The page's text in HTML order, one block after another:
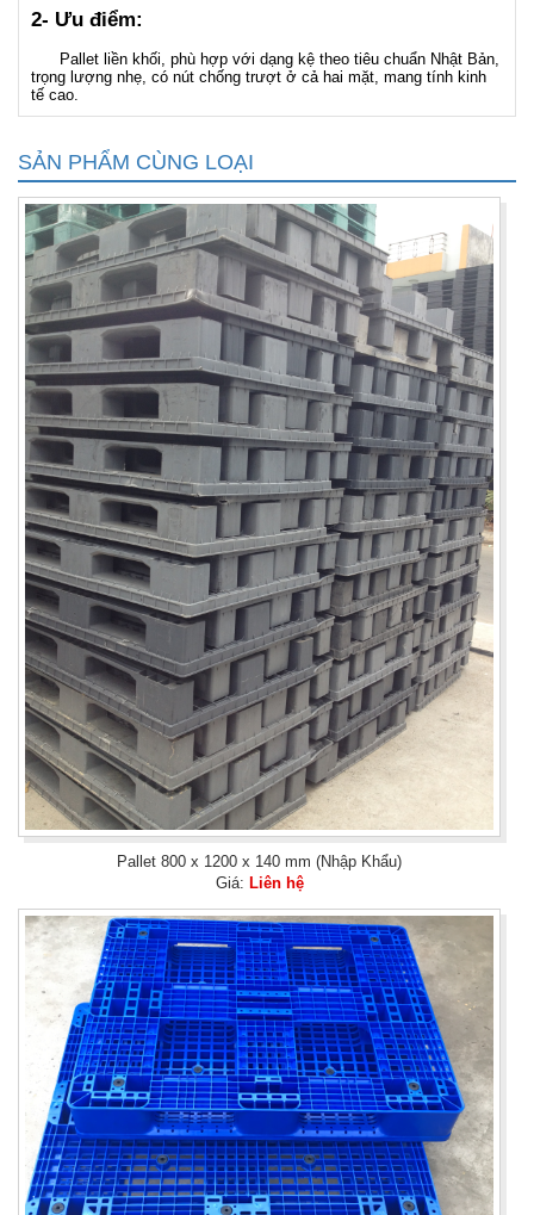
2- Ưu điểm:
Pallet liền khối, phù hợp với dạng kệ theo tiêu chuẩn Nhật Bản,
trọng lượng nhẹ, có nút chống trượt ở cả hai mặt, mang tính kinh
tế cao.
SẢN PHẨM CÙNG LOẠI
thước nhỏ, Hàng nhập giá rẽ chỉ = 50% giá mới,...
Pallet 800 x 1200 x 140 mm (Nhập Khẩu)
Giá: Liên hệ